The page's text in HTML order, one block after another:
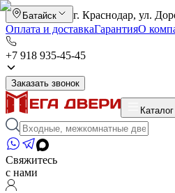
Батайск
г. Краснодар, ул.
Оплата и доставкаГарантияО
+7 918 935-45-45
Заказать звонок
Каталог
Свяжитесь
с нами